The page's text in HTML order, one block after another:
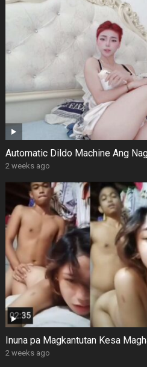
Automatic Dildo Machine Ang
2 weeks ago
Inuna pa Magkantutan Kesa
2 weeks ago